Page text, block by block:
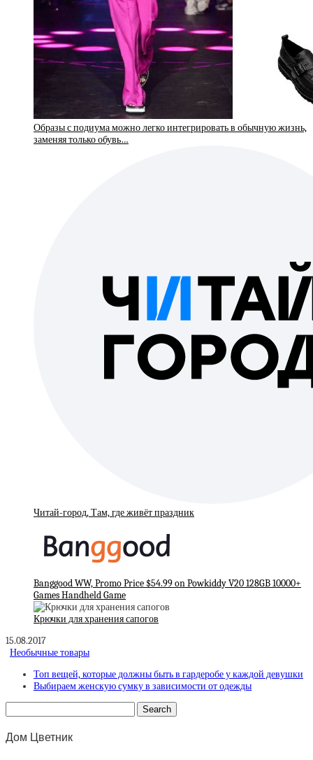
Образы с подиума можно легко интегрировать в обычную жизнь,
заменяя только обувь…
Читай-город, Там, где живёт праздник
Banggood WW, Promo Price $54.99 on Powkiddy V20 128GB 10000+
Games Handheld Game
Крючки для хранения сапогов
15.08.2017
Необычные товары
Топ вещей, которые должны быть в гардеробе у каждой девушки
Выбираем женскую сумку в зависимости от одежды
Дом Цветник